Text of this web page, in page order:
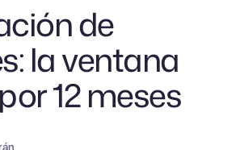
de
la ventana
12 meses